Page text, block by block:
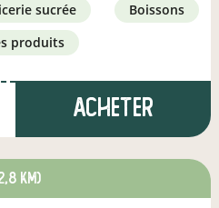
sucrée
boissons
produits
Acheter
km)